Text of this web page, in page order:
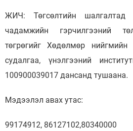
ЖИЧ: Төгсөлтийн шалгалтад
чадамжийн гэрчилгээний
төгрөгийг Хөдөлмөр нийгмийн
судалгаа, үнэлгээний
100900039017 дансанд тушаана.
Мэдээлэл авах утас:
99174912, 86127102,80340000